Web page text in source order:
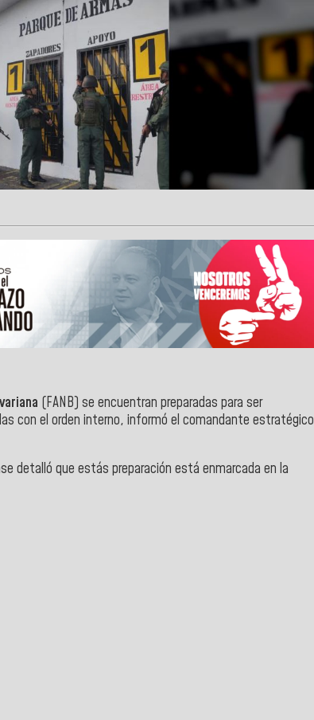
(FANB) se encuentran preparadas para ser
con el orden interno, informó el comandante estratégico
detalló que estás preparación está enmarcada en la